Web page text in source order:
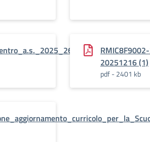
20251216 (1)
pdf - 2401 kb